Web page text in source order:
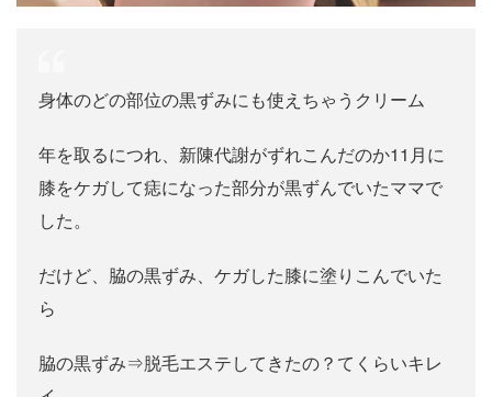
身体のどの部位の黒ずみにも使えちゃうクリーム
年を取るにつれ、新陳代謝がずれこんだのか11月に
膝をケガして痣になった部分が黒ずんでいたママで
した。
だけど、脇の黒ずみ、ケガした膝に塗りこんでいた
ら
脇の黒ずみ⇒脱毛エステしてきたの？てくらいキレ